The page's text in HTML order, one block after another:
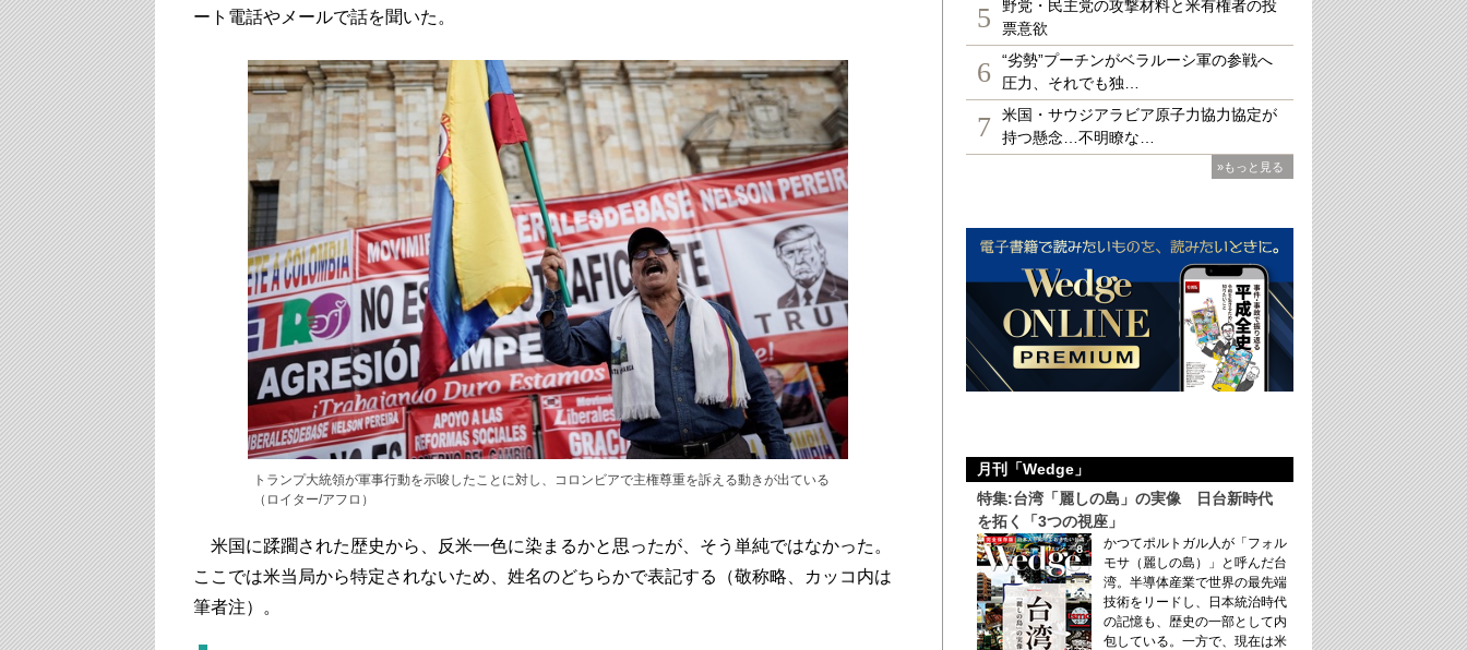
ート電話やメールで話を聞いた。
トランプ大統領が軍事行動を示唆したことに対し、コロンビアで主権尊重を訴える動きが出ている
（ロイター/アフロ）
米国に蹂躙された歴史から、反米一色に染まるかと思ったが、そう単純ではなかった。
ここでは米当局から特定されないため、姓名のどちらかで表記する（敬称略、カッコ内は
筆者注）。
5
野党・民主党の攻撃材料と米有権者の投
票意欲
6
“劣勢”プーチンがベラルーシ軍の参戦へ
圧力、それでも独…
7
米国・サウジアラビア原子力協力協定が
持つ懸念…不明瞭な…
»もっと見る
月刊「Wedge」
特集:台湾「麗しの島」の実像 日台新時代
を拓く「3つの視座」
かつてポルトガル人が「フォル
モサ（麗しの島）」と呼んだ台
湾。半導体産業で世界の最先端
技術をリードし、日本統治時代
の記憶も、歴史の一部として内
包している。一方で、現在は米